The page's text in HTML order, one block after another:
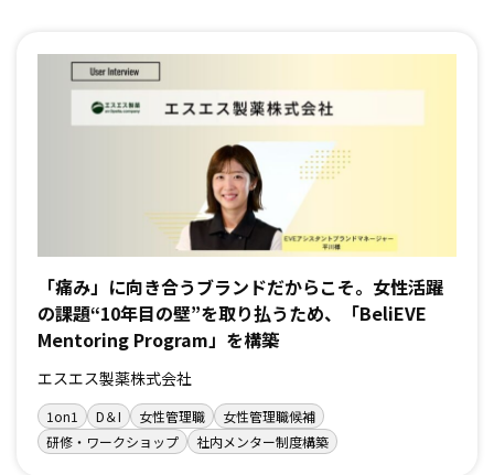
「痛み」に向き合うブランドだからこそ。女性活躍
の課題“10年目の壁”を取り払うため、「BeliEVE
Mentoring Program」を構築
エスエス製薬株式会社
1on1 D＆I 女性管理職
女性管理職候補
研修・ワークショップ
社内メンター制度構築